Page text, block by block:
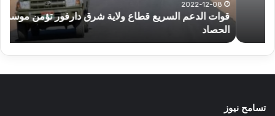
2022-12-08
قوات الدعم السريع قطاع ولاية شرق دارفور تؤمن موسم
تسامح نيوز